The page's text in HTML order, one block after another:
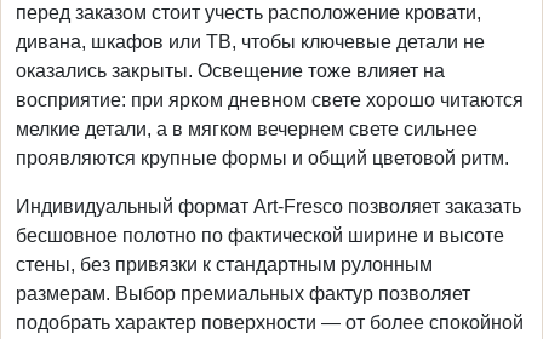
перед заказом стоит учесть расположение кровати,
дивана, шкафов или ТВ, чтобы ключевые детали не
оказались закрыты. Освещение тоже влияет на
восприятие: при ярком дневном свете хорошо читаются
мелкие детали, а в мягком вечернем свете сильнее
проявляются крупные формы и общий цветовой ритм.
Индивидуальный формат Art-Fresco позволяет заказать
бесшовное полотно по фактической ширине и высоте
стены, без привязки к стандартным рулонным
размерам. Выбор премиальных фактур позволяет
подобрать характер поверхности — от более спокойной